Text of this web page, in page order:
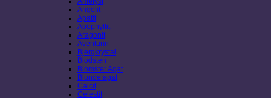
Angelit
Apatit
Apophyllit
Aragonit
Aventurin
Bjergkrystal
Blodsten
Blomster Agat
Blonde agat
Calcit
Celestit